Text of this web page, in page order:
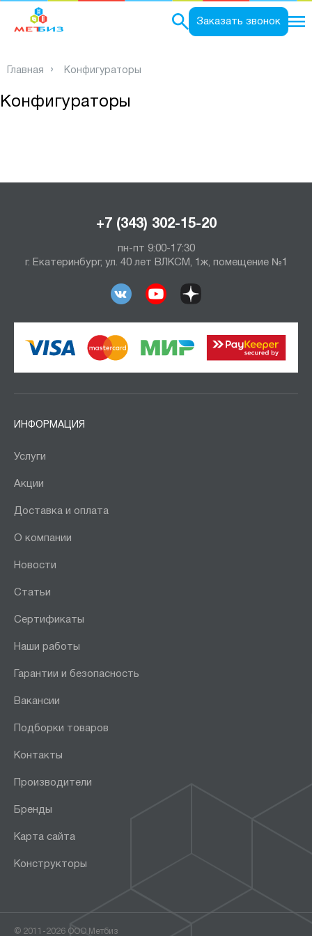
Заказать звонок
Главная Конфигураторы
Конфигураторы
+7 (343) 302-15-20
пн-пт 9:00-17:30
г. Екатеринбург, ул. 40 лет ВЛКСМ, 1ж, помещение №1
ИНФОРМАЦИЯ
Услуги
Акции
Доставка и оплата
О компании
Новости
Статьи
Сертификаты
Наши работы
Гарантии и безопасность
Вакансии
Подборки товаров
Контакты
Производители
Бренды
Карта сайта
Конструкторы
© 2011-2026 ООО Метбиз